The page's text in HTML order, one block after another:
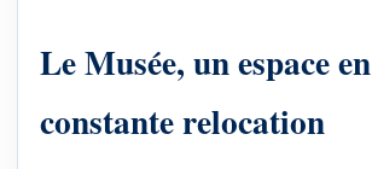
Le Musée, un espace en
constante relocation